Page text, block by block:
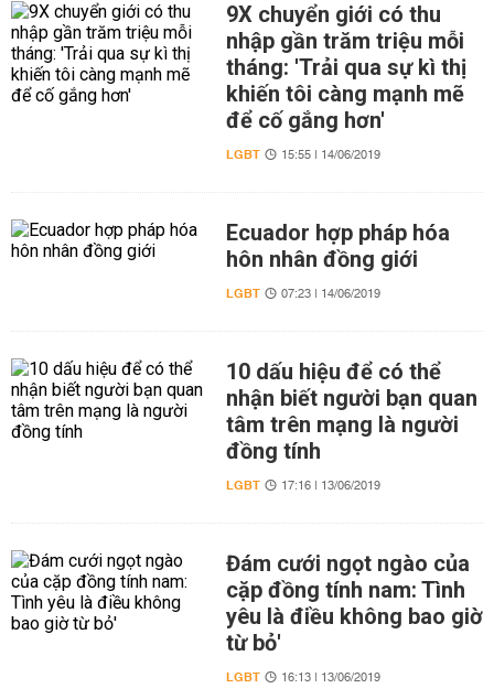
9X chuyển giới có thu
nhập gần trăm triệu mỗi
tháng: 'Trải qua sự kì thị
khiến tôi càng mạnh mẽ
để cố gắng hơn'
LGBT 15:55 | 14/06/2019
Ecuador hợp pháp hóa
hôn nhân đồng giới
LGBT 07:23 | 14/06/2019
10 dấu hiệu để có thể
nhận biết người bạn quan
tâm trên mạng là người
đồng tính
LGBT 17:16 | 13/06/2019
Đám cưới ngọt ngào của
cặp đồng tính nam: Tình
yêu là điều không bao giờ
từ bỏ'
LGBT 16:13 | 13/06/2019